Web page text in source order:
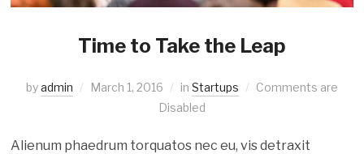
Time to Take the Leap
byadmin March 1, 2016 in Startups
Comments are
Disabled
Alienum phaedrum torquatos nec eu, vis detraxit